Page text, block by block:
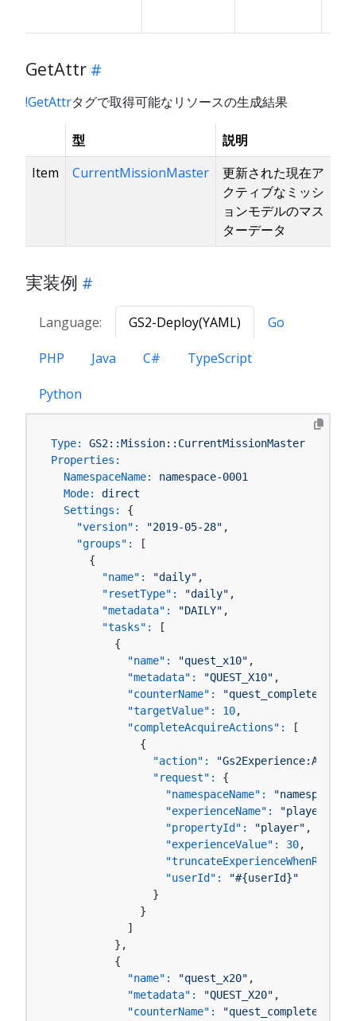
GetAttr
!GetAttrタグで取得可能なリソースの生成結果
型
説明
Item
CurrentMissionMaster
更新された現在ア
クティブなミッシ
ョンモデルのマス
ターデータ
実装例
Language: GS2-Deploy(YAML) Go
PHP Java C# TypeScript
Python
Type:
GS2::Mission::CurrentMissionMaster
Properties:
NamespaceName:
namespace-0001
Mode:
direct
Settings:
{
"version":
"2019-05-28" ,
"groups":
[
      {
"name":
"daily" ,
"resetType":
"daily" ,
"metadata":
"DAILY" ,
"tasks":
[
          {
"name":
"quest_x10" ,
"metadata":
"QUEST_X10" ,
"counterName":
"quest_complete"
"targetValue":
10,
"completeAcquireActions":
[
              {
"action":
"request":
{
"namespaceName":
"namespace-
"experienceName":
"player"
"propertyId":
"player" ,
"experienceValue":
30,
"userId":
"#{userId}"
                }
              }
            ]
          },
          {
"name":
"quest_x20" ,
"metadata":
"QUEST_X20" ,
"counterName":
"quest_complete"